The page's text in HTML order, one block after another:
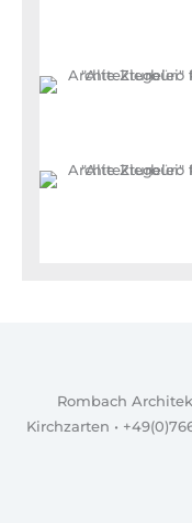
Rombach
Kirchzarten •